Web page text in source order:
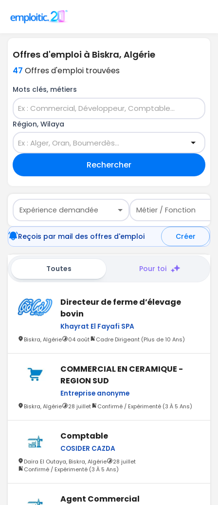
Offres d'emploi à Biskra, Algérie
47 Offres d'emploi trouvées
Mots clés, métiers
Région, Wilaya
Rechercher
Expérience demandée Métier / Fonction
Reçois par mail des offres d'emploi Créer
Toutes Pour toi
Directeur de ferme d’élevage
bovin
Khayrat El Fayafi SPA
Biskra, Algérie 04 août Cadre Dirigeant (Plus de 10 Ans)
COMMERCIAL EN CERAMIQUE -
REGION SUD
Entreprise anonyme
Biskra, Algérie 28 juillet Confirmé / Expérimenté (3 À 5 Ans)
Comptable
COSIDER CAZDA
Daïra El Outaya, Biskra, Algérie
28 juillet
Confirmé / Expérimenté (3 À 5 Ans)
Agent Commercial